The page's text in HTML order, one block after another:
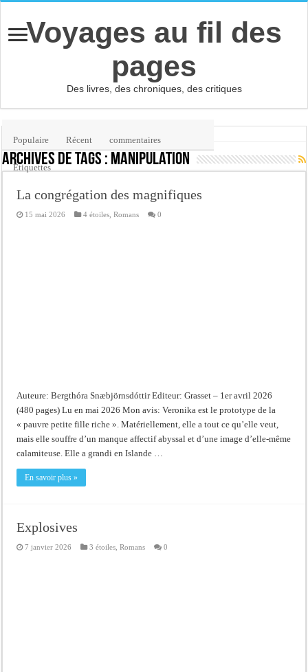
Voyages au fil des
pages
Des livres, des chroniques, des critiques
Archives de tags : manipulation
La congrégation des magnifiques
15 mai 2026 4 étoiles ,Romans 0
Auteure: Bergthóra Snæbjörnsdóttir Editeur: Grasset – 1er avril 2026
(480 pages) Lu en mai 2026 Mon avis: Veronika est le prototype de la
« pauvre petite fille riche ». Matériellement, elle a tout ce qu’elle veut,
mais elle souffre d’un manque affectif abyssal et d’une image d’elle-même
calamiteuse. Elle a grandi en Islande …
En savoir plus »
Explosives
7 janvier 2026 3 étoiles ,Romans 0
Populaire Récent commentaires
Etiquettes